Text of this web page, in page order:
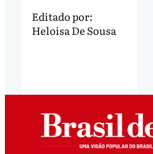
Editado por:
Heloisa De Sousa